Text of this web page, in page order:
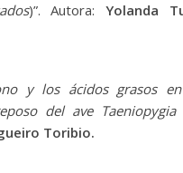
)”. Autora:Yolanda
y los ácidos grasos
del ave Taeniopygia
Toribio.